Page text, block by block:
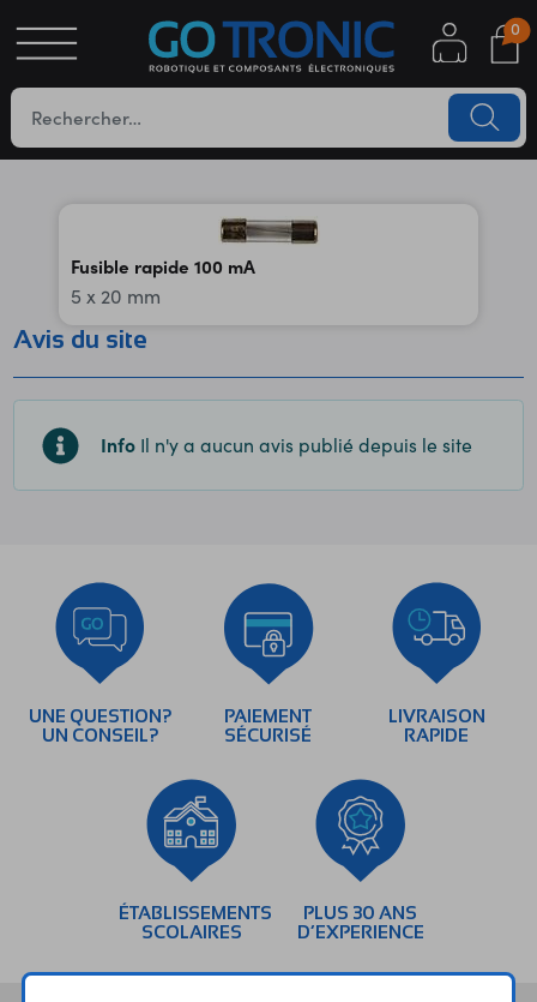
0
Fusible rapide 100 mA
5 x 20 mm
Avis du site
Info Il n'y a aucun avis publié depuis le site
UNE QUESTION?
UN CONSEIL?
PAIEMENT
SÉCURISÉ
LIVRAISON
RAPIDE
ÉTABLISSEMENTS
SCOLAIRES
PLUS 30 ANS
D’EXPERIENCE